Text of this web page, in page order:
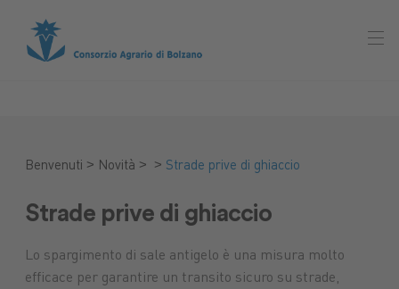
Benvenuti > Novità > > Strade prive di ghiaccio
Strade prive di ghiaccio
Lo spargimento di sale antigelo è una misura molto
efficace per garantire un transito sicuro su strade,